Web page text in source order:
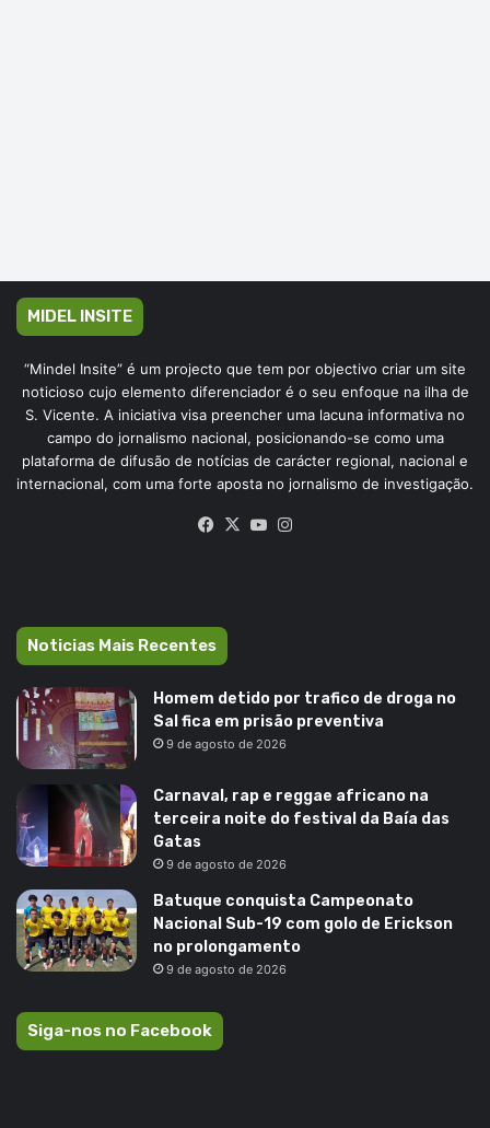
MIDEL INSITE
“Mindel Insite” é um projecto que tem por objectivo criar um site
noticioso cujo elemento diferenciador é o seu enfoque na ilha de
S. Vicente. A iniciativa visa preencher uma lacuna informativa no
campo do jornalismo nacional, posicionando-se como uma
plataforma de difusão de notícias de carácter regional, nacional e
internacional, com uma forte aposta no jornalismo de investigação.
Facebook
X YouTube
Noticias Mais Recentes
Homem detido por trafico de droga no
Sal fica em prisão preventiva
9 de agosto de 2026
Carnaval, rap e reggae africano na
terceira noite do festival da Baía das
Gatas
9 de agosto de 2026
Batuque conquista Campeonato
Nacional Sub-19 com golo de Erickson
no prolongamento
9 de agosto de 2026
Siga-nos no Facebook